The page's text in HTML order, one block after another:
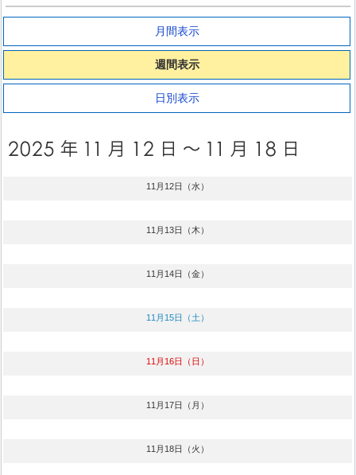
月間表示
週間表示
日別表示
11月12日（水）
11月13日（木）
11月14日（金）
11月15日（土）
11月16日（日）
11月17日（月）
11月18日（火）